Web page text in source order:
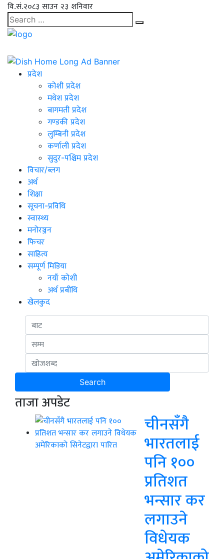
वि.सं.२०८३ साउन २३ शनिवार
प्रदेश
कोशी प्रदेश
मधेश प्रदेश
बागमती प्रदेश
गण्डकी प्रदेश
लुम्बिनी प्रदेश
कर्णाली प्रदेश
सुदुर-पश्चिम प्रदेश
विचार/ब्लग
अर्थ
शिक्षा
सूचना-प्रविधि
स्वास्थ्य
मनोरञ्जन
फिचर
साहित्य
सम्पूर्ण मिडिया
नयाँ कोशी
अर्थ प्रबीधि
खेलकुद
ताजा अपडेट
चीनसँगै
भारतलाई
पनि १००
प्रतिशत
भन्सार कर
लगाउने
विधेयक